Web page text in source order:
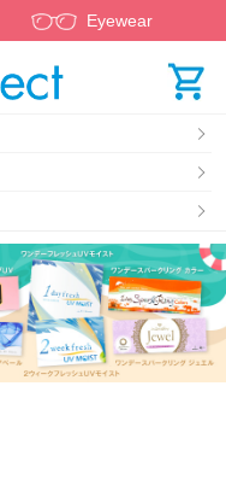
Eyewear